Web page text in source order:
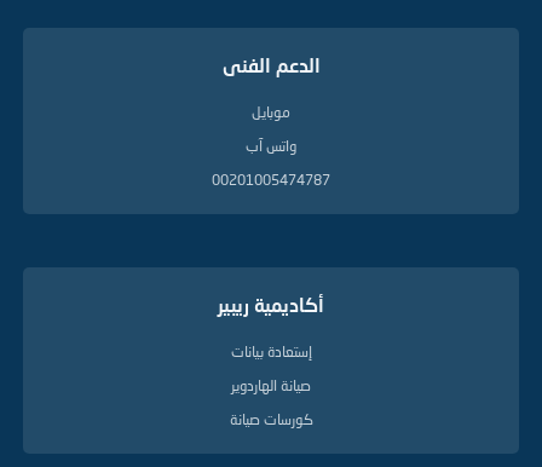
الدعم الفنى
موبايل
واتس آب
00201005474787
أكاديمية ريبير
إستعادة بيانات
صيانة الهاردوير
كورسات صيانة